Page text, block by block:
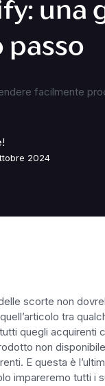
una
passo
facilmente
2024
scorte non
tra
quegli acquirenti
non
E questa è
impareremo tutti i